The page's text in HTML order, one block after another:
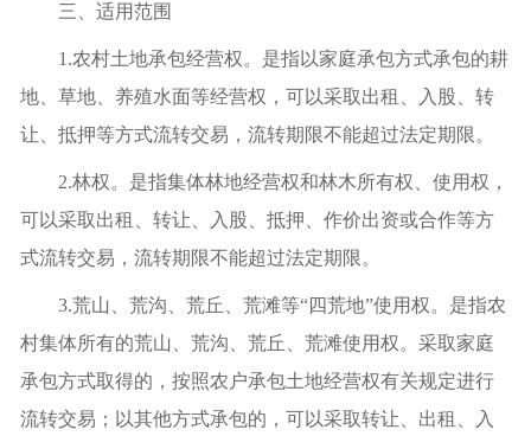
三、适用范围
1.农村土地承包经营权。是指以家庭承包方式承包的耕
地、草地、养殖水面等经营权，可以采取出租、入股、转
让、抵押等方式流转交易，流转期限不能超过法定期限。
2.林权。是指集体林地经营权和林木所有权、使用权，
可以采取出租、转让、入股、抵押、作价出资或合作等方
式流转交易，流转期限不能超过法定期限。
3.荒山、荒沟、荒丘、荒滩等“四荒地”使用权。是指农
村集体所有的荒山、荒沟、荒丘、荒滩使用权。采取家庭
承包方式取得的，按照农户承包土地经营权有关规定进行
流转交易；以其他方式承包的，可以采取转让、出租、入